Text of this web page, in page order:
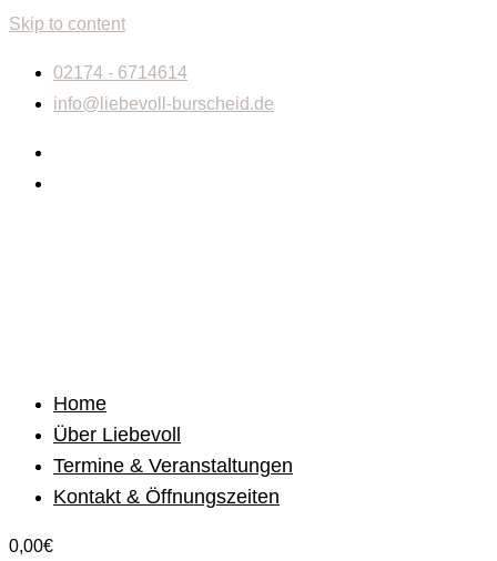
Skip to content
02174 - 6714614
info@liebevoll-burscheid.de
Home
Über Liebevoll
Termine & Veranstaltungen
Kontakt & Öffnungszeiten
0,00€